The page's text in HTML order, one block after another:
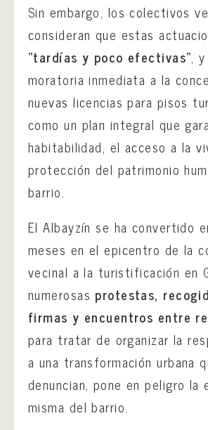
Sin embargo, los colectivos
consideran que estas
“tardías y poco efectivas”,
moratoria inmediata a la
nuevas licencias para pisos
como un plan integral que
habitabilidad, el acceso a la
protección del patrimonio
barrio.
El Albayzín se ha convertido
meses en el epicentro de la
vecinal a la turistificación en
numerosas protestas,
firmas y encuentros entre
para tratar de organizar la
a una transformación urbana
denuncian, pone en peligro la
misma del barrio.